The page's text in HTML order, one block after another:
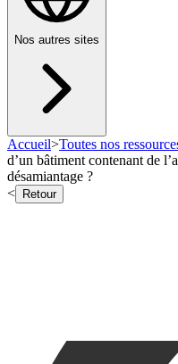
Nos autres sites
Accueil>Toutes nos
d’un bâtiment contenant de
désamiantage ?
<
Retour